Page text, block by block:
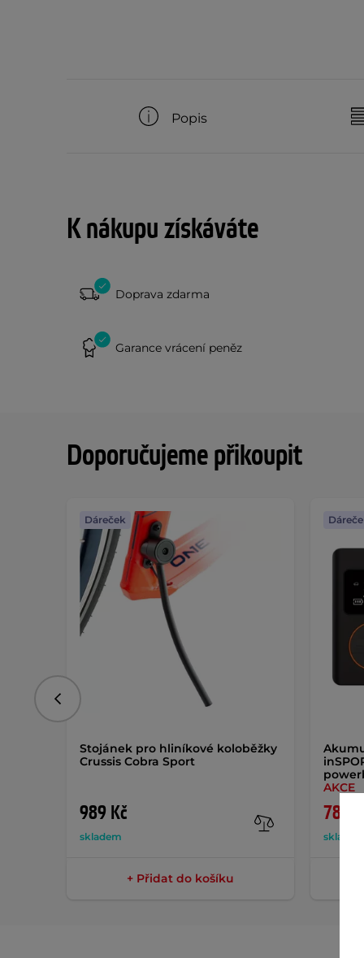
Popis
K nákupu získáváte
Doprava zdarma
Garance vrácení peněz
Doporučujeme přikoupit
Stojánek pro hliníkové koloběžky
Crussis Cobra Sport
989 Kč
skladem
Dáreček
+ Přidat do košíku
AKCE
789
Předchozí